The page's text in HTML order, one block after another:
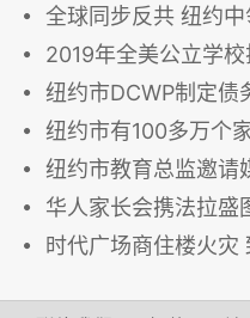
全球同步反共 纽约
2019年全美公立学
纽约市DCWP制定债
纽约市有100多万个
纽约市教育总监邀请
华人家长会携法拉盛
时代广场商住楼火灾